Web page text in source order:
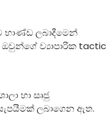
භාණ්ඩ ලබාදීමෙන්
ව්‍යාපාරික tactic
හා සෘජු
ලබාගෙන ඇත.